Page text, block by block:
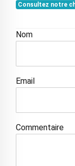
Consultez notre
Nom
Email
Commentaire